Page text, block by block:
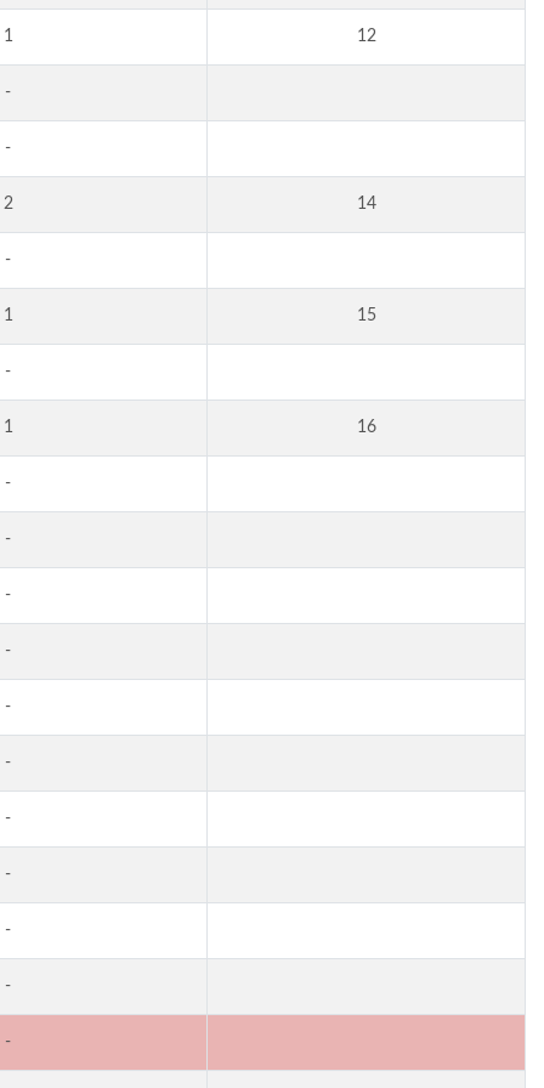
1 12
-
-
2 14
-
1 15
-
1 16
-
-
-
-
-
-
-
-
-
-
-